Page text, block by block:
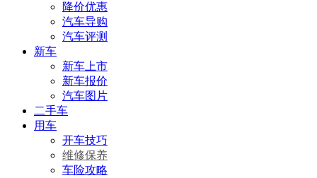
降价优惠
汽车导购
汽车评测
新车
新车上市
新车报价
汽车图片
二手车
用车
开车技巧
维修保养
车险攻略